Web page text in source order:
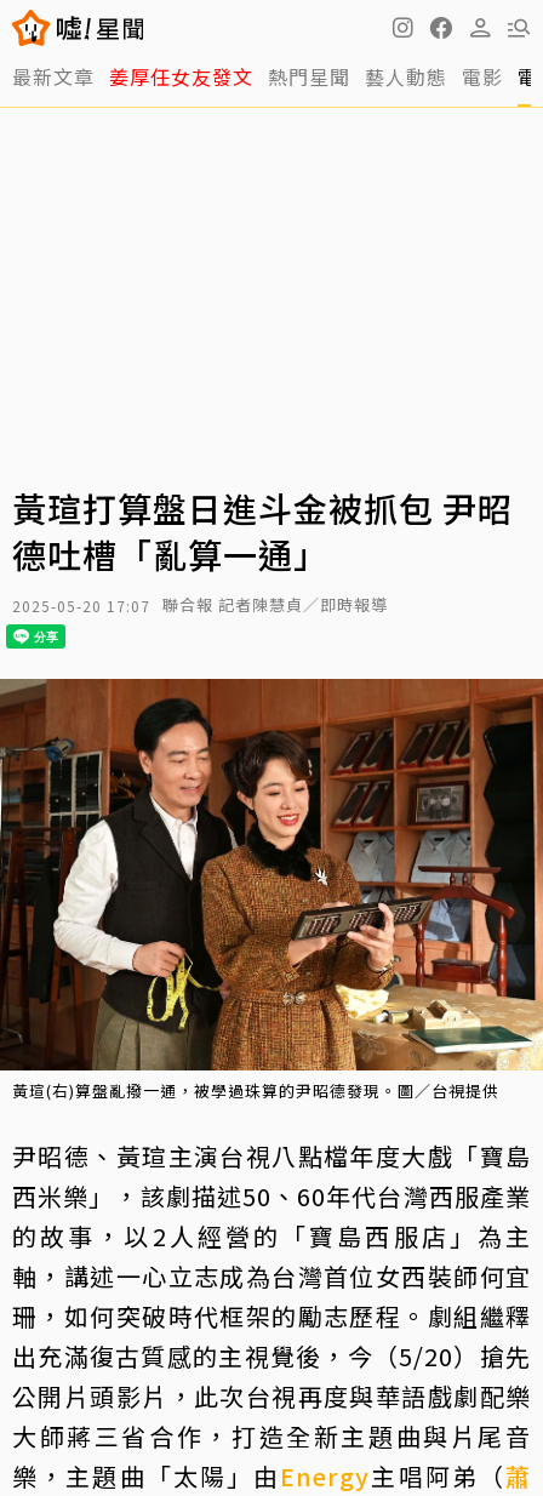
最新文章 姜厚任女友發文 熱門星聞 藝人動態 電影
黃瑄打算盤日進斗金被抓包 尹昭
德吐槽「亂算一通」
2025-05-20 17:07 聯合報 記者陳慧貞／即時報導
黃瑄(右)算盤亂撥一通，被學過珠算的尹昭德發現。圖／台視提供
尹昭德、黃瑄主演台視八點檔年度大戲「寶島
西米樂」，該劇描述50、60年代台灣西服產業
的故事，以2人經營的「寶島西服店」為主
軸，講述一心立志成為台灣首位女西裝師何宜
珊，如何突破時代框架的勵志歷程。劇組繼釋
出充滿復古質感的主視覺後，今（5/20）搶先
公開片頭影片，此次台視再度與華語戲劇配樂
大師蔣三省合作，打造全新主題曲與片尾音
樂，主題曲「太陽」由 Energy主唱阿弟（蕭